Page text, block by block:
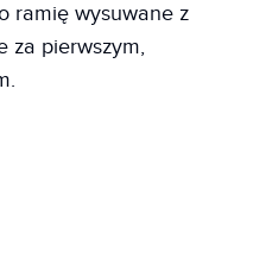
ramię wysuwane z
za pierwszym,